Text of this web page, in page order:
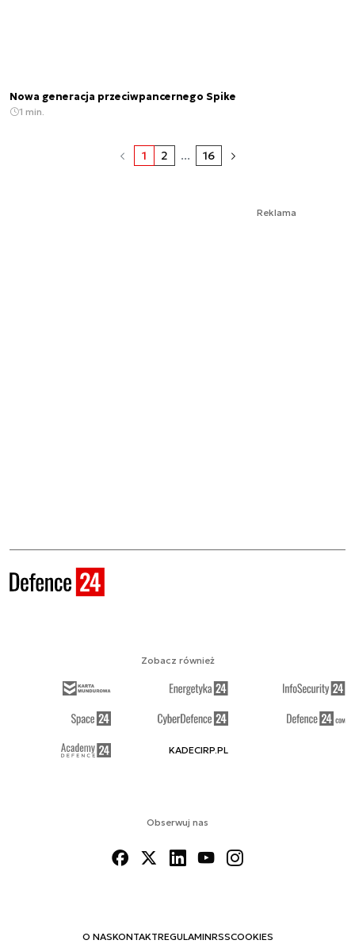
Nowa generacja przeciwpancernego Spike
1 min.
1 2 ... 16
Reklama
Obserwuj nas
O NASKONTAKTREGULAMINRSSCOOKIES
Zobacz również
KADECIRP.PL